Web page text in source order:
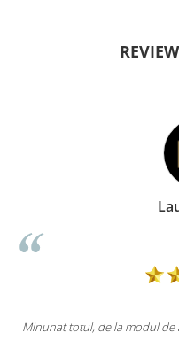
la calitatea produselor.